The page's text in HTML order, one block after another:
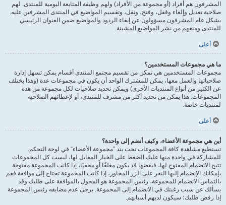
المشرفون هم أفراد (أو مجموعة من الأفراد) ولهم وظيفة المتابعة اليومية للمنتدى. لهم
صلاحية تعديل وإلغاء وقفل، وفتح، ونقل، وتقسيم المواضيع في المنتدى المشرفين عليه.
بشكل عام المشرفون مسؤولون عن إبقاء الردود والمواضيع ضمن العنوان الرئيسي
للمنتدى ومنعهم من نشر المواضيع المشينة.
أعلى
ما هي مجموعات المستخدمين؟
مجموعات المستخدمين هي تمكن من تقسيم مجتمع المنتدى أقسام يمكن تسهل إدارة
صلاحياتها والعمل معها، يمكن للمشترك الواحد أن يكون في مجموعات عدة (وهذا يختلف
عن الكثير من أنواع المنتديات الأخرى) ويمكن تحديد صلاحيات لكل مجموعة من هذه
المجموعات. هذا يمكن من تحديد أكثر من مشرف للمنتدى، أو لإعطائهم الصلاحية
لمنتديات خاصة.
أعلى
أين هي مجموعة الأعضاء، وكيف أنضم إلى واحدة؟
تستطيع مشاهدة كافة المجموعات تحت بند ”مجموعة الأعضاء“ في لوحة التحكم.
للمشاركة في واحدة منها عليك الضغط على الخيار المقابل لها، ليست كل المجموعات
تتيح الانضمام المفتوح لها، فبعضها قد يكون مغلقًا أو مخفيًا، إذا كانت المجموعة مفتوحة
بإمكانك الإنضمام إليها النقر على الزر المجاور، إذا كانت المجموعة تحتاج إلى موافقة فقم
بالتماس الانضمام للمجموعة، رئيس المجموعة هو المخول بالموافقة على طلبك وقد
يسألك عن سبب رغبتك في الانضمام إلى المجموعة. يرجى عدم مضايقه رئيس المجموعة
إذا رفض طلبك؛ سيكون لديهم أسبابهم.